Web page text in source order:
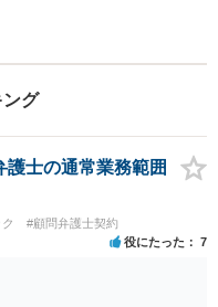
は無料相談
。【完全個
グ
護士の通常業務範囲
#顧問弁護士契約
役にたった 7